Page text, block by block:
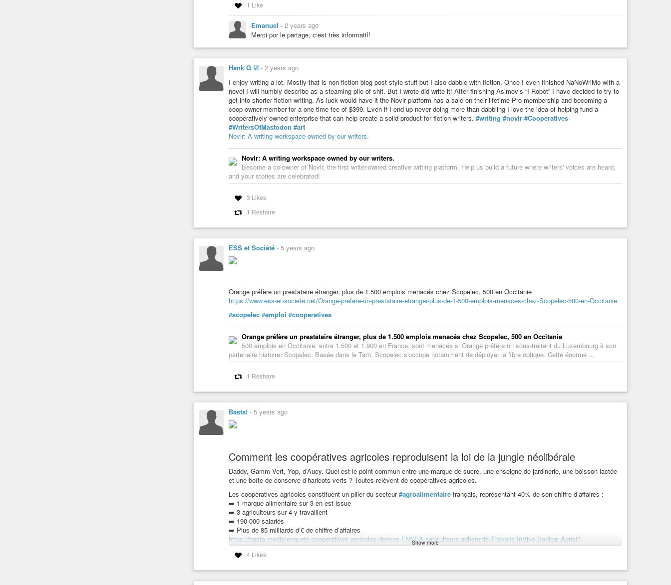
1 Like
Emanuel - 2 years ago
Merci por le partage, c‘est très informatif!
Hank G ☑️ - 2 years ago
I enjoy writing a lot. Mostly that is non-fiction blog post style stuff but I also dabble with fiction. Once I even finished NaNoWriMo with a
novel I will humbly describe as a steaming pile of shit. But I wrote did write it! After finishing Asimov’s “I Robot” I have decided to try to
get into shorter fiction writing. As luck would have it the Novlr platform has a sale on their lifetime Pro membership and becoming a
coop owner-member for a one time fee of $399. Even if I end up never doing more than dabbling I love the idea of helping fund a
cooperatively owned enterprise that can help create a solid product for fiction writers. #writing #novlr #Cooperatives
#WritersOfMastodon #art
Novlr: A writing workspace owned by our writers.
Novlr: A writing workspace owned by our writers.
Become a co-owner of Novlr, the first writer-owned creative writing platform. Help us build a future where writers' voices are heard,
and your stories are celebrated!
3 Likes
1 Reshare
ESS et Société - 5 years ago
Orange préfère un prestataire étranger, plus de 1.500 emplois menacés chez Scopelec, 500 en Occitanie
https://www.ess-et-societe.net/Orange-prefere-un-prestataire-etranger-plus-de-1-500-emplois-menaces-chez-Scopelec-500-en-Occitanie
#scopelec #emploi #cooperatives
Orange préfère un prestataire étranger, plus de 1.500 emplois menacés chez Scopelec, 500 en Occitanie
500 emplois en Occitanie, entre 1.500 et 1.900 en France, sont menacés si Orange préfère un sous-traitant du Luxembourg à son
partenaire histoire, Scopelec. Basée dans le Tarn, Scopelec s'occupe notamment de déployer la fibre optique. Cette énorme ...
1 Reshare
Basta! - 5 years ago
Comment les coopératives agricoles reproduisent la loi de la jungle néolibérale
Daddy, Gamm Vert, Yop, d’Aucy. Quel est le point commun entre une marque de sucre, une enseigne de jardinerie, une boisson lactée
et une boîte de conserve d’haricots verts ? Toutes relèvent de coopératives agricoles.
Les coopératives agricoles constituent un pilier du secteur#agroalimentaire français, représentant 40% de son chiffre d’affaires :
➡️ 1 marque alimentaire sur 3 en est issue
➡️ 3 agriculteurs sur 4 y travaillent
➡️ 190 000 salariés
➡️ Plus de 85 milliards d’€ de chiffre d’affaires
https://basta.media/enquete-cooperatives-agricoles-derives-FNSEA-agriculteurs-adherents-Triskalia-InVivo-Sodiaal-Agrial?
var_mode=calcul
elles bénéficient d’un statut fiscal particulier : elles ne paient pas d’impôt sur les sociétés, ni d’impôt sur les bénéfices.
Show more
4 Likes